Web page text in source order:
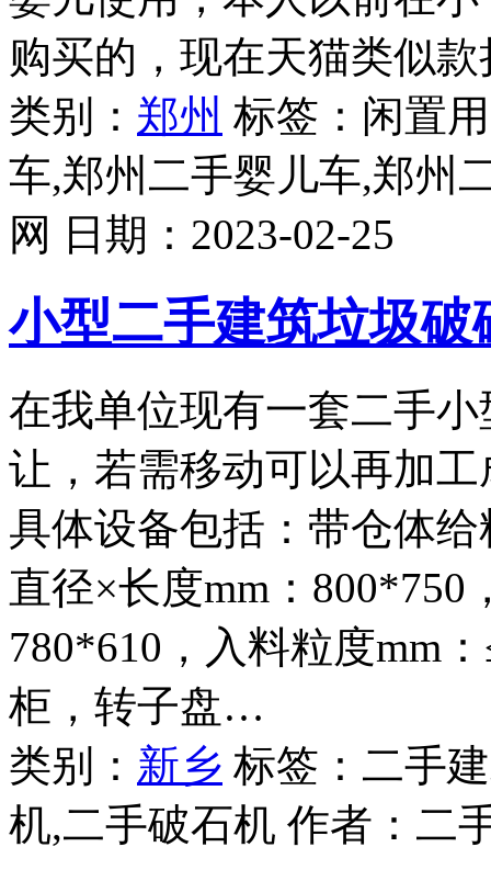
购买的，现在天猫类似
类别： 郑州 标签：闲置
车,郑州二手婴儿车,郑州
网
日期： 2023-02-25
小型二手建筑垃圾破
在我单位现有一套二手
让，若需移动可以再加
具体设备包括：带仓体
直径×长度mm：
780*610，入料粒度mm
柜，转子盘…
类别： 新乡 标签：二手
机,二手破石机 作者： 二